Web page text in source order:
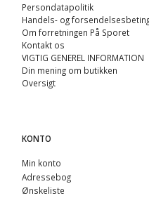
Persondatapolitik
Handels- og
Om forretningen På Sporet
Kontakt os
VIGTIG GENEREL INFORMATION
Din mening om butikken
Oversigt
KONTO
Min konto
Adressebog
Ønskeliste